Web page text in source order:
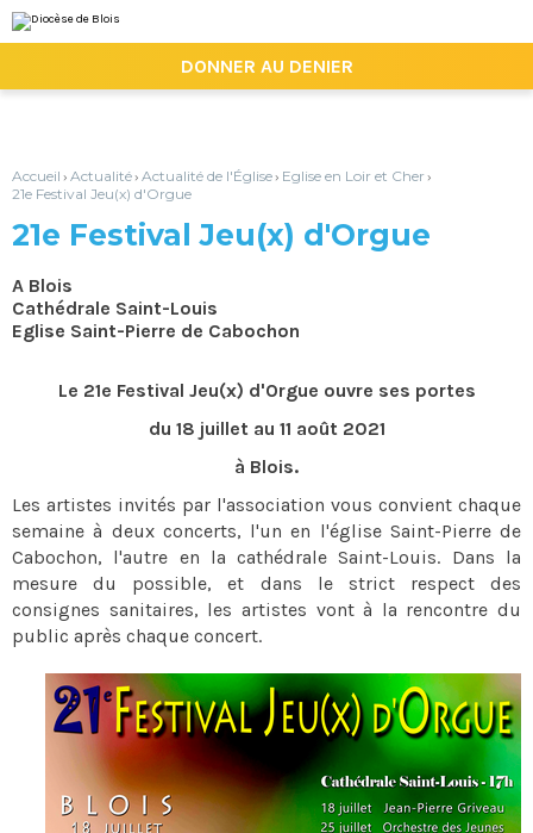
au
contenu.
la
personnels
DONNER AU DENIER
Accueil › Actualité› Actualité de l'Église› Eglise en Loir et Cher›
21e Festival Jeu(x) d'Orgue
21e Festival Jeu(x) d'Orgue
A Blois
Cathédrale Saint-Louis
Eglise Saint-Pierre de Cabochon
Le 21e Festival Jeu(x) d'Orgue ouvre ses portes
du 18 juillet au 11 août 2021
à Blois.
Les artistes invités par l'association vous convient chaque
semaine à deux concerts, l'un en l'église Saint-Pierre de
Cabochon, l'autre en la cathédrale Saint-Louis. Dans la
mesure du possible, et dans le strict respect des
consignes sanitaires, les artistes vont à la rencontre du
public après chaque concert.